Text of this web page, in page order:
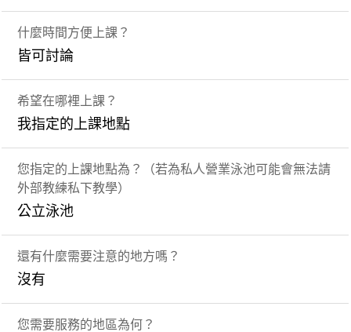
什麼時間方便上課？
皆可討論
希望在哪裡上課？
我指定的上課地點
您指定的上課地點為？（若為私人營業泳池可能會無法請
外部教練私下教學）
公立泳池
還有什麼需要注意的地方嗎？
沒有
您需要服務的地區為何？